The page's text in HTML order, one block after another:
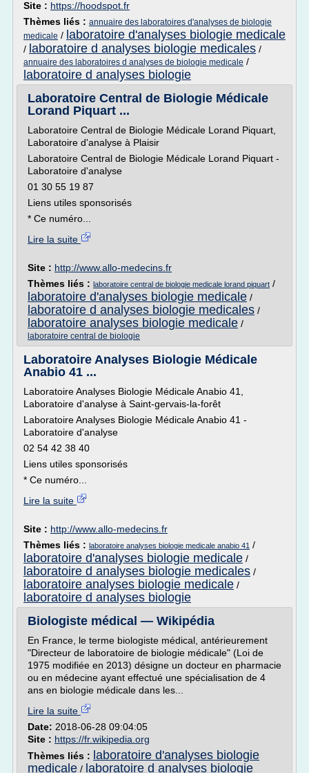
Site : https://hoodspot.fr
Thèmes liés : annuaire des laboratoires d'analyses de biologie
medicale / laboratoire d'analyses biologie medicale
/ laboratoire d analyses biologie medicales /
annuaire des laboratoires d analyses de biologie medicale /
laboratoire d analyses biologie
Laboratoire Central de Biologie Médicale
Lorand Piquart ...
Laboratoire Central de Biologie Médicale Lorand Piquart,
Laboratoire d'analyse à Plaisir
Laboratoire Central de Biologie Médicale Lorand Piquart -
Laboratoire d'analyse
01 30 55 19 87
Liens utiles sponsorisés
* Ce numéro...
Lire la suite
Site : http://www.allo-medecins.fr
Thèmes liés : laboratoire central de biologie medicale lorand piquart /
laboratoire d'analyses biologie medicale /
laboratoire d analyses biologie medicales /
laboratoire analyses biologie medicale /
laboratoire central de biologie
Laboratoire Analyses Biologie Médicale
Anabio 41 ...
Laboratoire Analyses Biologie Médicale Anabio 41,
Laboratoire d'analyse à Saint-gervais-la-forêt
Laboratoire Analyses Biologie Médicale Anabio 41 -
Laboratoire d'analyse
02 54 42 38 40
Liens utiles sponsorisés
* Ce numéro...
Lire la suite
Site : http://www.allo-medecins.fr
Thèmes liés : laboratoire analyses biologie medicale anabio 41 /
laboratoire d'analyses biologie medicale /
laboratoire d analyses biologie medicales /
laboratoire analyses biologie medicale /
laboratoire d analyses biologie
Biologiste médical — Wikipédia
En France, le terme biologiste médical, antérieurement
"Directeur de laboratoire de biologie médicale" (Loi de
1975 modifiée en 2013) désigne un docteur en pharmacie
ou en médecine ayant effectué une spécialisation de 4
ans en biologie médicale dans les...
Lire la suite
Date: 2018-06-28 09:04:05
Site : https://fr.wikipedia.org
Thèmes liés : laboratoire d'analyses biologie
medicale / laboratoire d analyses biologie